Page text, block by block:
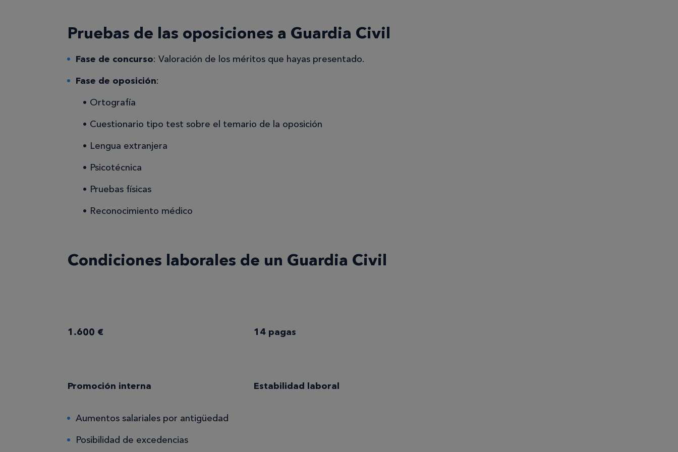
Pruebas de las oposiciones a Guardia Civil
Fase de concurso: Valoración de los méritos que hayas presentado.
Fase de oposición:
Ortografía
Cuestionario tipo test sobre el temario de la oposición
Lengua extranjera
Psicotécnica
Pruebas físicas
Reconocimiento médico
Condiciones laborales de un Guardia Civil
1.600 € 14 pagas
Promoción interna Estabilidad laboral
Aumentos salariales por antigüedad
Posibilidad de excedencias